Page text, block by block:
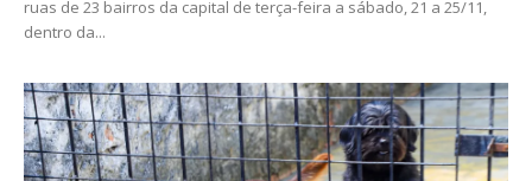
ruas de 23 bairros da capital de terça-feira a sábado, 21 a 25/11,
dentro da...